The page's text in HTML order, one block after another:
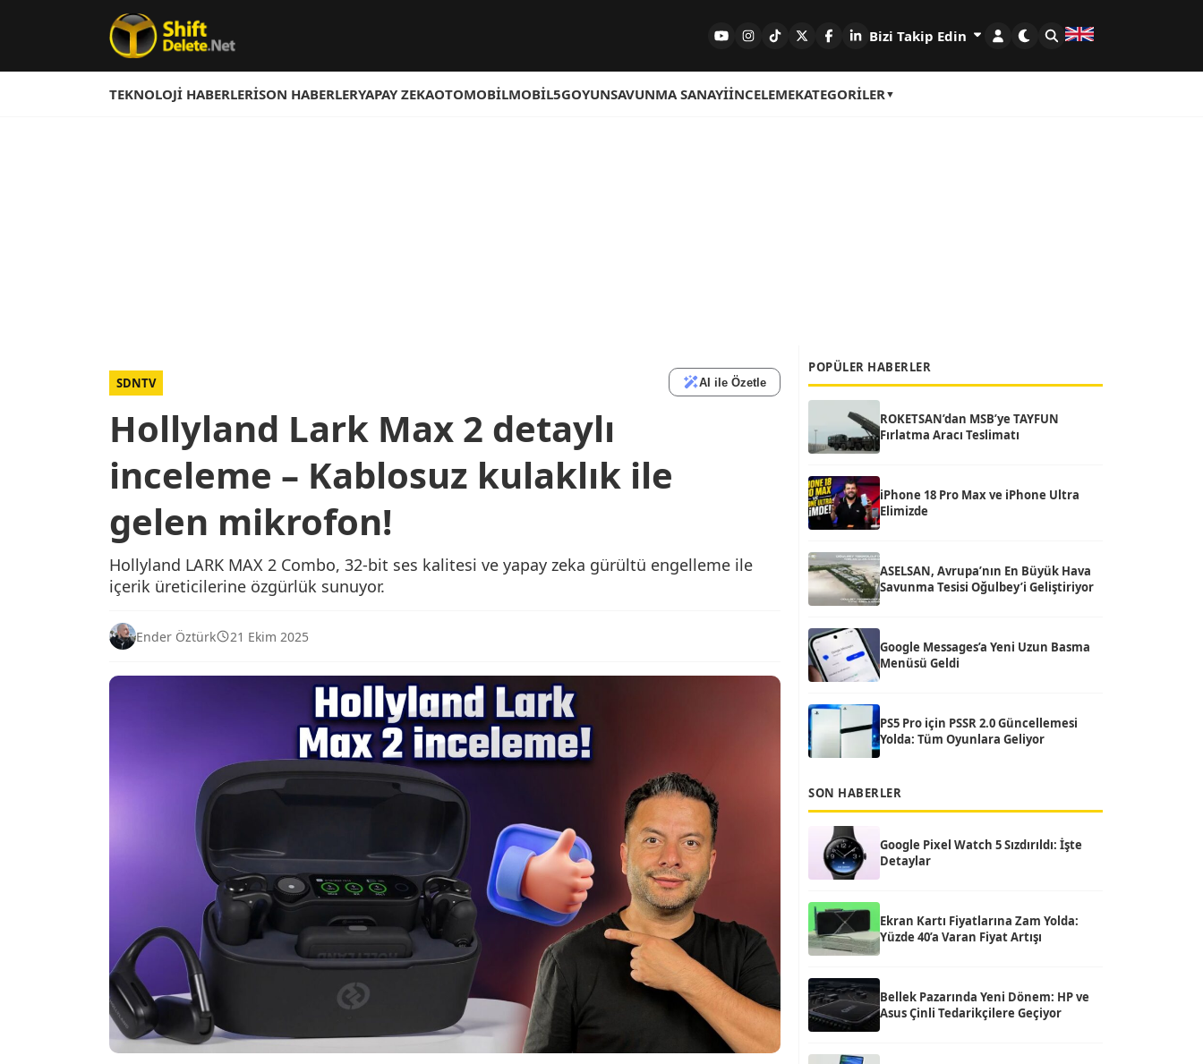
Bizi Takip Edin
TEKNOLOJI HABERLERISON HABERLERYAPAY ZEKAOTOMOBILMOBIL5GOYUNSAVUNMA SANAYIİNCELEMEKATEGORILER
SDNTV AI ile Özetle
Hollyland Lark Max 2 detaylı
inceleme – Kablosuz kulaklık ile
gelen mikrofon!
Hollyland LARK MAX 2 Combo, 32-bit ses kalitesi ve yapay zeka gürültü engelleme ile
içerik üreticilerine özgürlük sunuyor.
Ender Öztürk 21 Ekim 2025
POPÜLER HABERLER
ROKETSAN’dan MSB’ye TAYFUN
Fırlatma Aracı Teslimatı
iPhone 18 Pro Max ve iPhone Ultra
Elimizde
ASELSAN, Avrupa’nın En Büyük Hava
Savunma Tesisi Oğulbey’i Geliştiriyor
Google Messages’a Yeni Uzun Basma
Menüsü Geldi
PS5 Pro için PSSR 2.0 Güncellemesi
Yolda: Tüm Oyunlara Geliyor
SON HABERLER
Google Pixel Watch 5 Sızdırıldı: İşte
Detaylar
Ekran Kartı Fiyatlarına Zam Yolda:
Yüzde 40’a Varan Fiyat Artışı
Bellek Pazarında Yeni Dönem: HP ve
Asus Çinli Tedarikçilere Geçiyor